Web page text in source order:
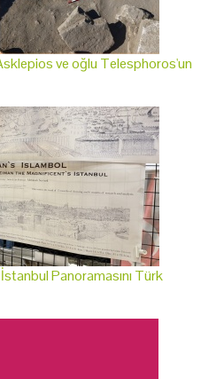
ve oğlu Telesphoros'un
Panoramasını Türk